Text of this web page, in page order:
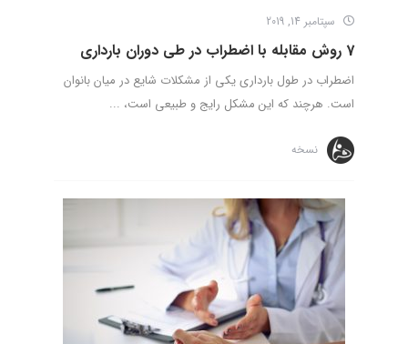
سپتامبر 14, 2019
7 روش مقابله با اضطراب در طی دوران بارداری
اضطراب در طول بارداری یکی از مشکلات شایع در میان بانوان
است. هرچند که این مشکل رایج و طبیعی است، ...
نسخه